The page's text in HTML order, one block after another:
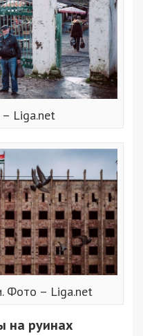
– Liga.net
Фото – Liga.net
на руинах